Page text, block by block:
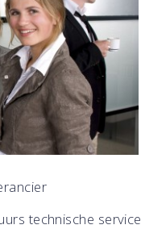
technische service